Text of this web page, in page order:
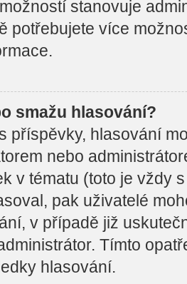
stanovuje
potřebujete více
smažu hlasování?
příspěvky, hlasování
nebo
v tématu (toto je vždy
pak uživatelé
v případě již
Tímto
hlasování.